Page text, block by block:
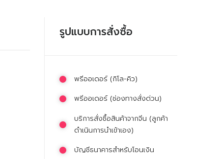
รูปแบบการสั่งซื้อ
พรีออเดอร์ (กิโล-คิว)
พรีออเดอร์ (ช่องทางสั่งด่วน)
บริการสั่งซื้อสินค้าจากจีน (ลูกค้า
ดำเนินการนำเข้าเอง)
บัญชีธนาคารสำหรับโอนเงิน